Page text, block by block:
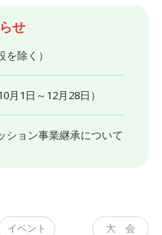
せ
除く）
月1日～12月28日）
ション事業継承について
イベント 大 会